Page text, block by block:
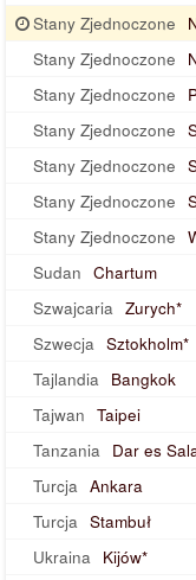
Stany Zjednoczone
Stany Zjednoczone
Stany Zjednoczone
Stany Zjednoczone
Stany Zjednoczone
Stany Zjednoczone
Stany Zjednoczone
Sudan Chartum
Szwajcaria Zurych*
Szwecja Sztokholm*
Tajlandia Bangkok
Tajwan Taipei
Tanzania Dar es
Turcja Ankara
Turcja Stambuł
Ukraina Kijów*